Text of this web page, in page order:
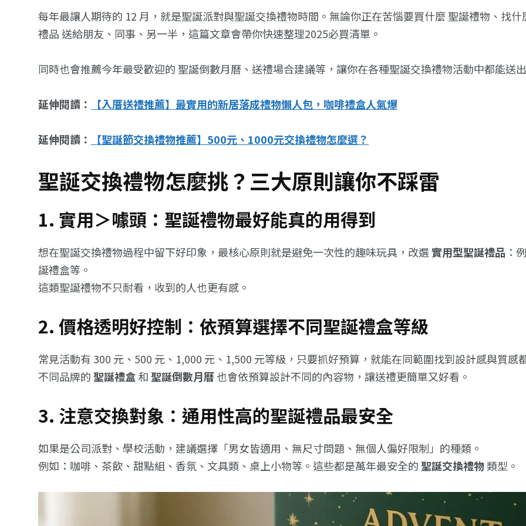
每年最讓人期待的 12 月，就是聖誕派對與聖誕交換禮物時間。無論你正在苦惱要買什麼 聖誕禮物、找
禮品 送給朋友、同事、另一半，這篇文章會帶你快速整理2025必買清單。
同時也會推薦今年最受歡迎的 聖誕倒數月曆、送禮場合建議等，讓你在各種聖誕交換禮物活動中都能送
延伸閱讀： 【入厝送禮推薦】最實用的新居落成禮物懶人包，咖啡禮盒人氣爆
延伸閱讀： 【聖誕節交換禮物推薦】500元、1000元交換禮物怎麼選？
聖誕交換禮物怎麼挑？三大原則讓你不踩雷
1. 實用＞噱頭：聖誕禮物最好能真的用得到
想在聖誕交換禮物過程中留下好印象，最核心原則就是避免一次性的趣味玩具，改選實用型聖誕禮品 ：
誕禮盒等。
這類聖誕禮物不只耐看，收到的人也更有感。
2. 價格透明好控制：依預算選擇不同聖誕禮盒等級
常見活動有 300 元、500 元、1,000 元、1,500 元等級，只要抓好預算，就能在同範圍找到設計感與質感
不同品牌的聖誕禮盒和聖誕倒數月曆也會依預算設計不同的內容物，讓送禮更簡單又好看。
3. 注意交換對象：通用性高的聖誕禮品最安全
如果是公司派對、學校活動，建議選擇「男女皆適用、無尺寸問題、無個人偏好限制」的種類。
例如：咖啡、茶飲、甜點組、香氛、文具類、桌上小物等。這些都是萬年最安全的聖誕交換禮物類型。